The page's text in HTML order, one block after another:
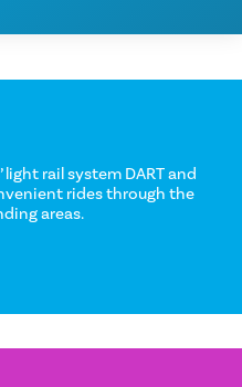
rail system DART and
rides through the
areas.